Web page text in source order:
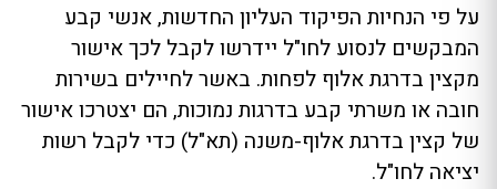
על פי הנחיות הפיקוד העליון החדשות, אנשי קבע
המבקשים לנסוע לחו"ל יידרשו לקבל לכך אישור
מקצין בדרגת אלוף לפחות. באשר לחיילים בשירות
חובה או משרתי קבע בדרגות נמוכות, הם יצטרכו אישור
של קצין בדרגת אלוף-משנה (תא"ל) כדי לקבל רשות
יציאה לחו"ל.